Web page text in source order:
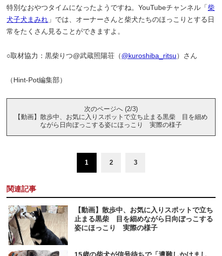
特別なおやつタイムになったようですね。YouTubeチャンネル「柴
犬子犬まみれ 」では、オーナーさんと柴犬たちのほっこりとする日
常をたくさん見ることができますよ。
○取材協力：黒柴りつ@武蔵照陽荘（@kuroshiba_ritsu）さん
（Hint-Pot編集部）
次のページへ (2/3)
【動画】散歩中、お気に入りスポットで立ち止まる黒柴 目を細め
ながら日向ぼっこする姿にほっこり 実際の様子
1 2 3
関連記事
【動画】散歩中、お気に入りスポットで立ち
止まる黒柴 目を細めながら日向ぼっこする
姿にほっこり 実際の様子
15歳の柴犬が信号待ちで「遭難しかけまし